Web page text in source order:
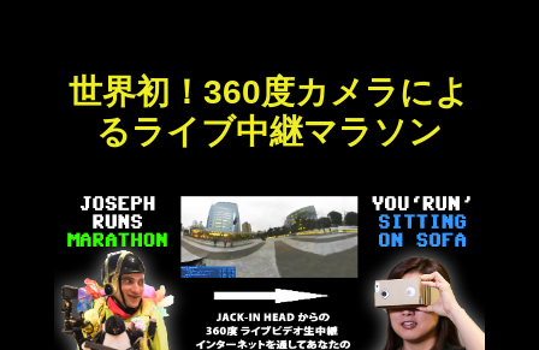
世界初！360度カメラによ
るライブ中継マラソン